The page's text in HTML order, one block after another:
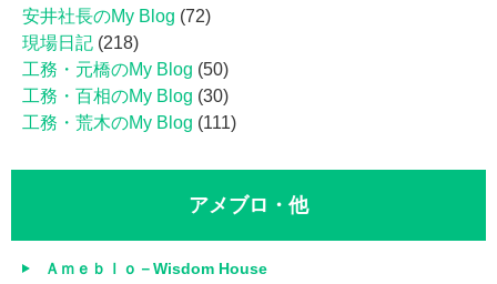
安井社長のMy Blog (72)
現場日記 (218)
工務・元橋のMy Blog (50)
工務・百相のMy Blog (30)
工務・荒木のMy Blog (111)
アメブロ・他
Ａｍｅｂｌｏ－Wisdom House